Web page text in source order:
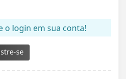
o login em sua conta!
se